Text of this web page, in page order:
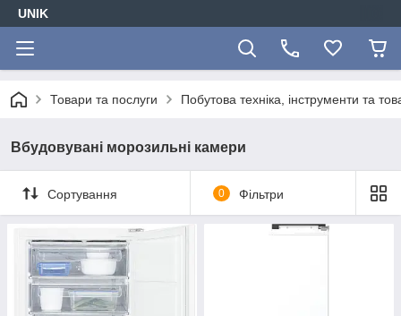
UNIK
Товари та послуги Побутова техніка, інструменти та
Вбудовувані морозильні камери
Сортування 0 Фільтри